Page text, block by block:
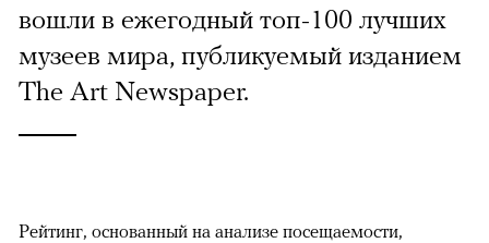
вошли в ежегодный топ-100 лучших
музеев мира, публикуемый изданием
The Art Newspaper.
Рейтинг, основанный на анализе посещаемости,